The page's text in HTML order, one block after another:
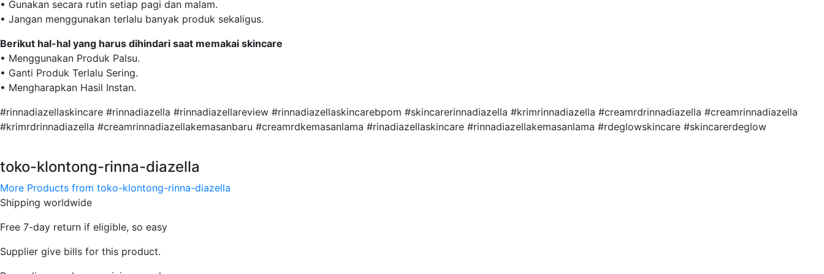
• Gunakan secara rutin setiap pagi dan malam.
• Jangan menggunakan terlalu banyak produk sekaligus.
Berikut hal-hal yang harus dihindari saat memakai skincare
• Menggunakan Produk Palsu.
• Ganti Produk Terlalu Sering.
• Mengharapkan Hasil Instan.
#rinnadiazellaskincare #rinnadiazella #rinnadiazellareview #rinnadiazellaskincarebpom #skincarerinnadiazella #krimrinnadiazella #creamrdrinnadiazella #creamrinnadiazella
#krimrdrinnadiazella #creamrinnadiazellakemasanbaru #creamrdkemasanlama #rinadiazellaskincare #rinnadiazellakemasanlama #rdeglowskincare #skincarerdeglow
toko-klontong-rinna-diazella
More Products from toko-klontong-rinna-diazella
Shipping worldwide
Free 7-day return if eligible, so easy
Supplier give bills for this product.